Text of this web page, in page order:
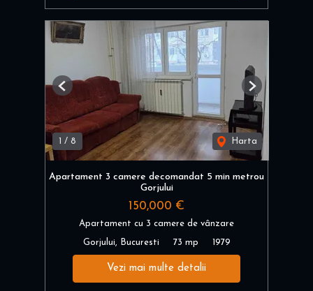
/ 8 Harta
Previous Next
Apartament 3 camere decomandat 5 min metrou
Gorjului
150,000 €
Apartament cu 3 camere de vânzare
Gorjului, Bucuresti 73 mp 1979
Vezi mai multe detalii